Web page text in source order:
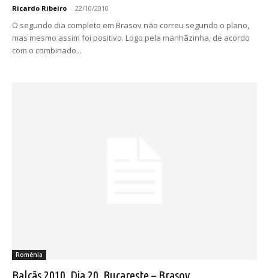
Ricardo Ribeiro - 22/10/2010
O segundo dia completo em Brasov não correu segundo o plano,
mas mesmo assim foi positivo. Logo pela manhãzinha, de acordo
com o combinado...
Roménia
Balcãs 2010. Dia 20. Bucareste – Brasov.